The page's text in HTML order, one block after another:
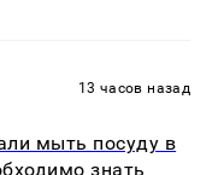
13 часов назад
мыть посуду в
знать